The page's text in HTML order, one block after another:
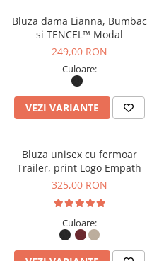
Bluza dama Lianna, Bumbac
si TENCEL™ Modal
249,00 RON
Culoare:
VEZI VARIANTE
Bluza unisex cu fermoar
Trailer, print Logo Empath
325,00 RON
Culoare: